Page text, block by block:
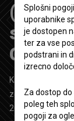
Kratka
zgodovinski
2023
Slovenija
Splošni
uporabnike
je dostopen
ter za vse
podstrani in
izrecno
Za dostop
poleg teh
pogoji za